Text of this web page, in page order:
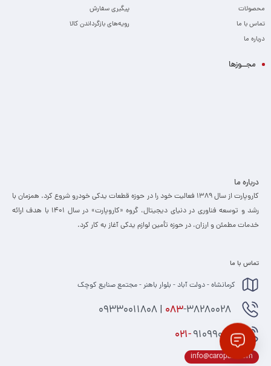
محصولات
تماس با ما
درباره ما
پیگیری سفارش
رویه‌های بازگرداندن کالا
مجــوزها
درباره ما
کاروپارت از سال ۱۳۸۹ فعالیت خود را در حوزه قطعات یدکی خودرو شروع کرد. همزمان با
رشد و توسعه فناوری در دنیای دیجیتال، گروه «کاروپارت» در سال ۱۴۰۱ با هدف ارائه
خدمات مطمئن و ارزان، ­در حوزه تأمین لوازم یدکی آغاز به کار کرد.
تماس با ما
کرمانشاه - دولت آباد - بلوار باهنر - مجتمع صنایع کوچک
-38280028 | 09330011808
021-91099074
info@caropart.com